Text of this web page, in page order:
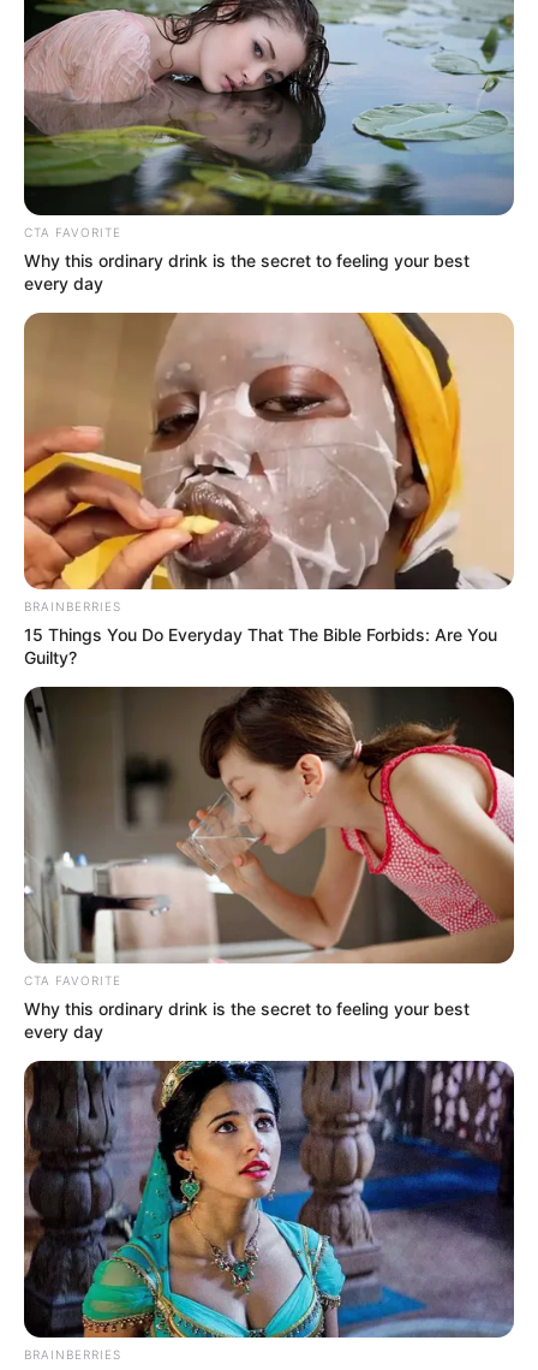
Amíg hivatalos dátum nincs, a legvalószínűbb
időpont továbbra is 2026 vége, különösen a
karácsony előtti időszak, amikor a nyugdíjasoknak
a legnagyobb szükségük lehet plusz segítségre.
CTA FAVORITE
Why this ordinary drink is the secret to feeling your best
every day
BRAINBERRIES
15 Things You Do Everyday That The Bible Forbids: Are You
Guilty?
CTA FAVORITE
Why this ordinary drink is the secret to feeling your best
every day
BRAINBERRIES